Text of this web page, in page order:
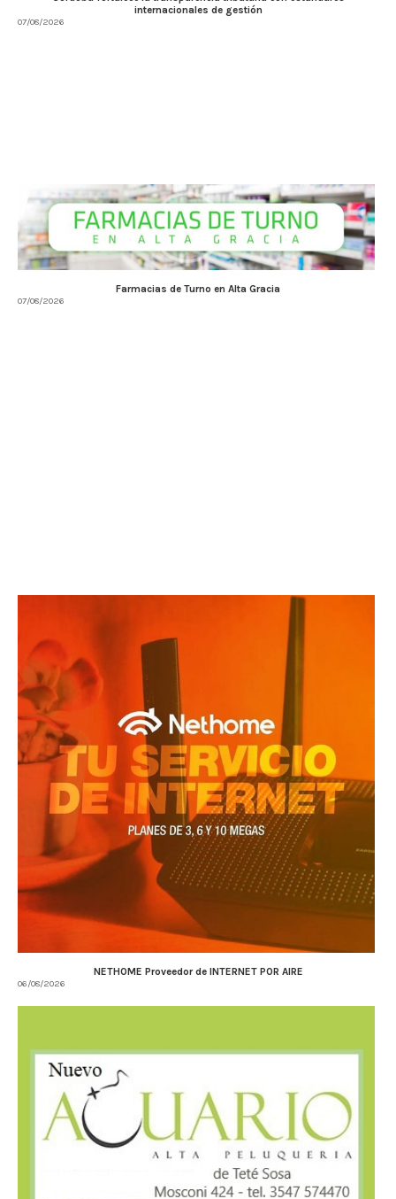
internacionales de gestión
07/08/2026
Farmacias de Turno en Alta Gracia
07/08/2026
NETHOME Proveedor de INTERNET POR AIRE
06/08/2026